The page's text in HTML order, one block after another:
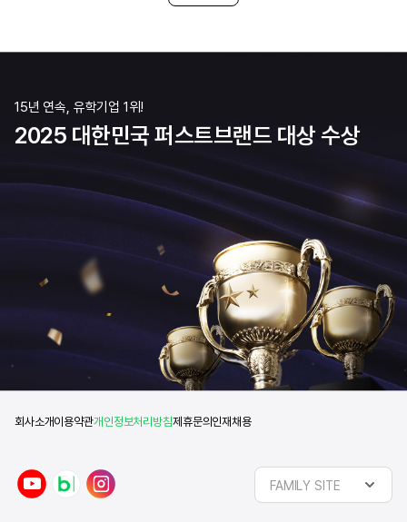
15년 연속, 유학기업 1위!
2025 대한민국 퍼스트브랜드 대상 수상
회사소개이용약관개인정보처리방침제휴문의인재채용
n
a
FAMILY SITE